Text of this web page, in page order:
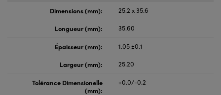
Dimensions (mm):
25.2 x 35.6
Longueur (mm):
35.60
Épaisseur (mm):
1.05 ±0.1
Largeur (mm):
25.20
Tolérance Dimensionelle
(mm):
+0.0/-0.2